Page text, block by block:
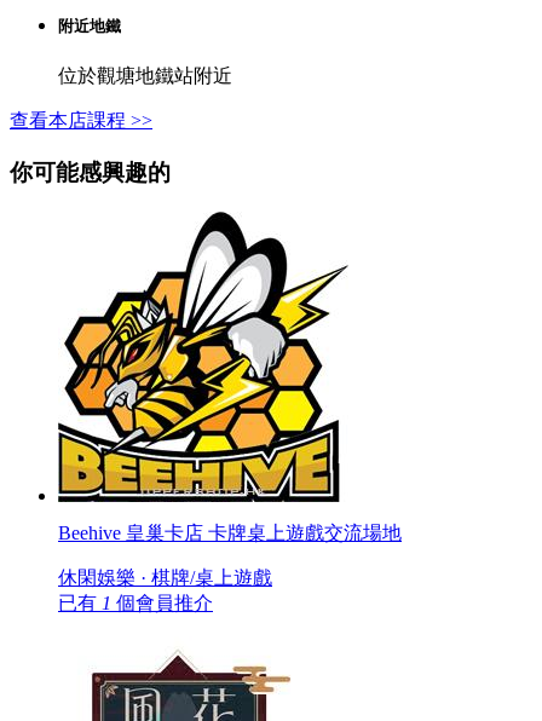
附近地鐵
位於觀塘地鐵站附近
查看本店課程 >>
你可能感興趣的
Beehive 皇巢卡店 卡牌桌上遊戲交流場地
休閑娛樂 · 棋牌/桌上遊戲
已有 1 個會員推介